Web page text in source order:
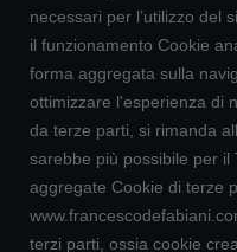
necessari per l’utilizzo del
il funzionamento Cookie
forma aggregata sulla
ottimizzare l'esperienza di
da terze parti, si rimanda
sarebbe più possibile per il
aggregate Cookie di terze
terzi parti, ossia cookie